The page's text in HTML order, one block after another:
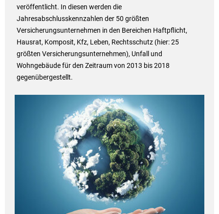
veröffentlicht. In diesen werden die
Jahresabschlusskennzahlen der 50 größten
Versicherungsunternehmen in den Bereichen Haftpflicht,
Hausrat, Komposit, Kfz, Leben, Rechtsschutz (hier: 25
größten Versicherungsunternehmen), Unfall und
Wohngebäude für den Zeitraum von 2013 bis 2018
gegenübergestellt.